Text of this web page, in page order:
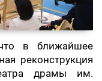
в ближайшее
реконструкция
драмы им.